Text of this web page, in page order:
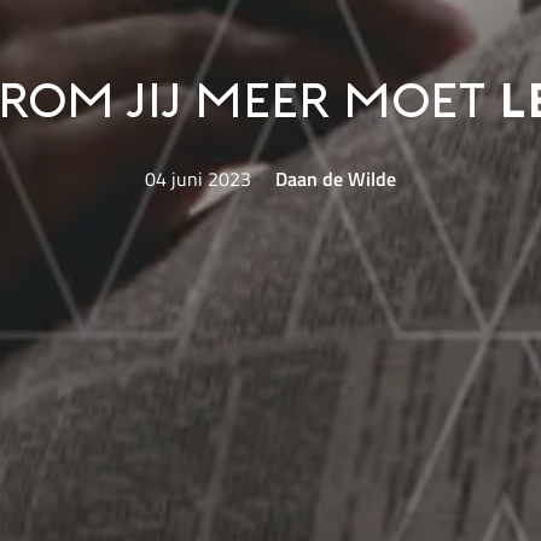
jij meer moet
04 juni 2023 Daan de Wilde